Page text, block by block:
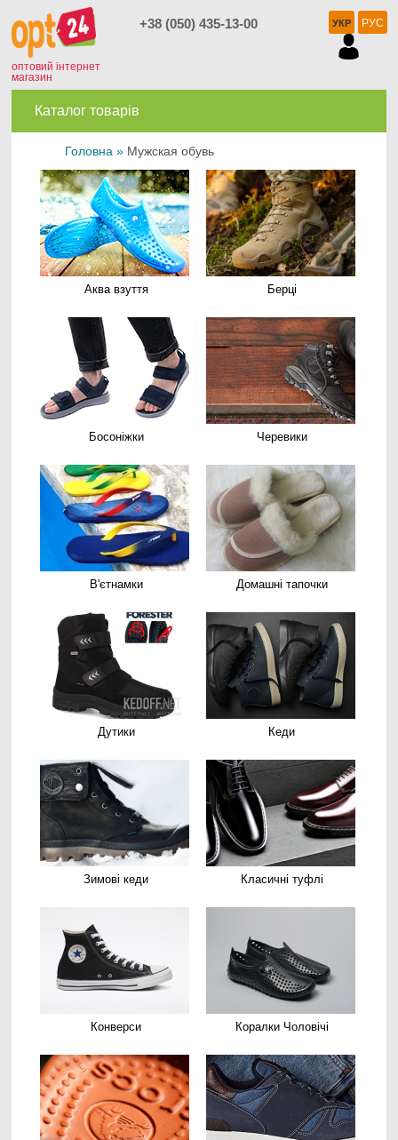
оптовий інтернет
магазин
+38 (050) 435-13-00 УКР РУС
Каталог товарів
Головна » Мужская обувь
Аква взуття Берці
Босоніжки Черевики
В'єтнамки Домашні тапочки
Дутики Кеди
Зимові кеди Класичні туфлі
Конверси Коралки Чоловічі